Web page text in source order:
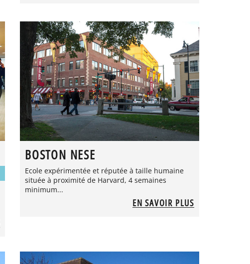
BOSTON NESE
Ecole expérimentée et réputée à taille humaine
située à proximité de Harvard, 4 semaines
minimum...
EN SAVOIR PLUS